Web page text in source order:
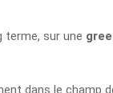
sur une
dans le champ